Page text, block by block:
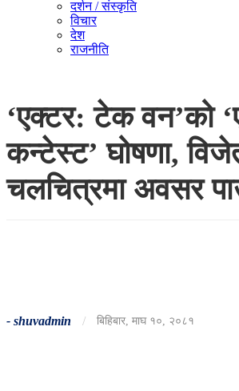
दर्शन / संस्कृति
विचार
देश
राजनीति
‘एक्टर: टेक वन’को
कन्टेस्ट’ घोषणा,
चलचित्रमा अवसर
- shuvadmin / बिहिबार, माघ १०, २०८१